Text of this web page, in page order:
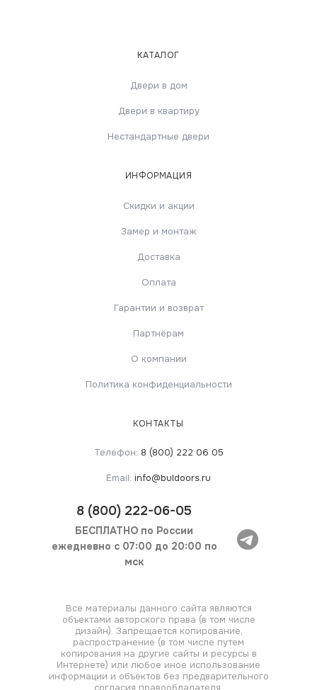
КАТАЛОГ
Двери в дом
Двери в квартиру
Нестандартные двери
ИНФОРМАЦИЯ
Скидки и акции
Замер и монтаж
Доставка
Оплата
Гарантии и возврат
Партнёрам
О компании
Политика конфиденциальности
КОНТАКТЫ
Телефон: 8 (800) 222 06 05
Email: info@buldoors.ru
8 (800) 222-06-05
БЕСПЛАТНО по России
ежедневно с 07:00 до 20:00 по
мск
Все материалы данного сайта являются
объектами авторского права (в том числе
дизайн). Запрещается копирование,
распространение (в том числе путем
копирования на другие сайты и ресурсы в
Интернете) или любое иное использование
информации и объектов без предварительного
согласия правообладателя.